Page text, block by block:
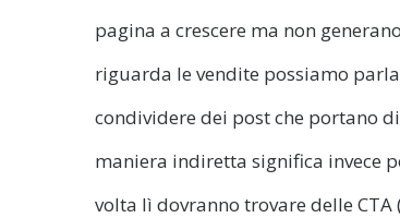
pagina a crescere ma non
riguarda le vendite possiamo
condividere dei post che portano
maniera indiretta significa invece
volta lì dovranno trovare delle